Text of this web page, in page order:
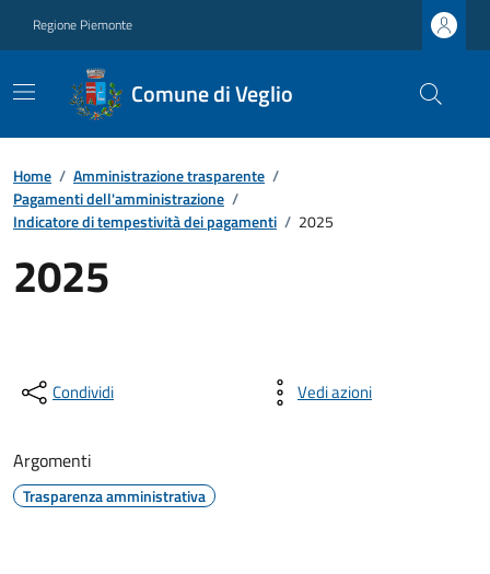
Regione Piemonte
Comune di Veglio
Home / Amministrazione trasparente /
Pagamenti dell'amministrazione /
Indicatore di tempestività dei pagamenti / 2025
2025
Condividi Vedi azioni
Argomenti
Trasparenza amministrativa